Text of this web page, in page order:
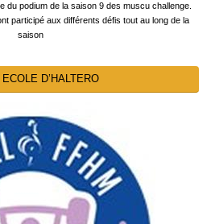
du podium de la saison 9 des muscu challenge.
participé aux différents défis tout au long de la
saison
D’HALTERO